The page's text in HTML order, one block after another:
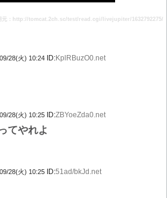
元：http://tomcat.2ch.sc/test/read.cgi/livejupiter/1632792275/
28(火) 10:24 ID:KplRBuzO0.net
28(火) 10:25 ID:ZBYoeZda0.net
てやれよ
28(火) 10:25 ID:51ad/bkJd.net